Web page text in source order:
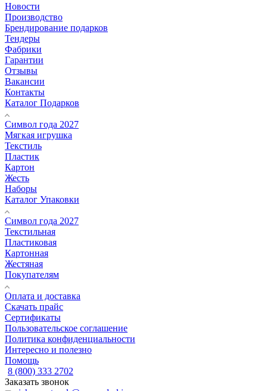
Новости
Производство
Брендирование подарков
Тендеры
Фабрики
Гарантии
Отзывы
Вакансии
Контакты
Каталог Подарков
Символ года 2027
Мягкая игрушка
Текстиль
Пластик
Картон
Жесть
Наборы
Каталог Упаковки
Символ года 2027
Текстильная
Пластиковая
Картонная
Жестяная
Покупателям
Оплата и доставка
Скачать прайс
Сертификаты
Пользовательское соглашение
Политика конфиденциальности
Интересно и полезно
Помощь
8 (800) 333 2702
Заказать звонок